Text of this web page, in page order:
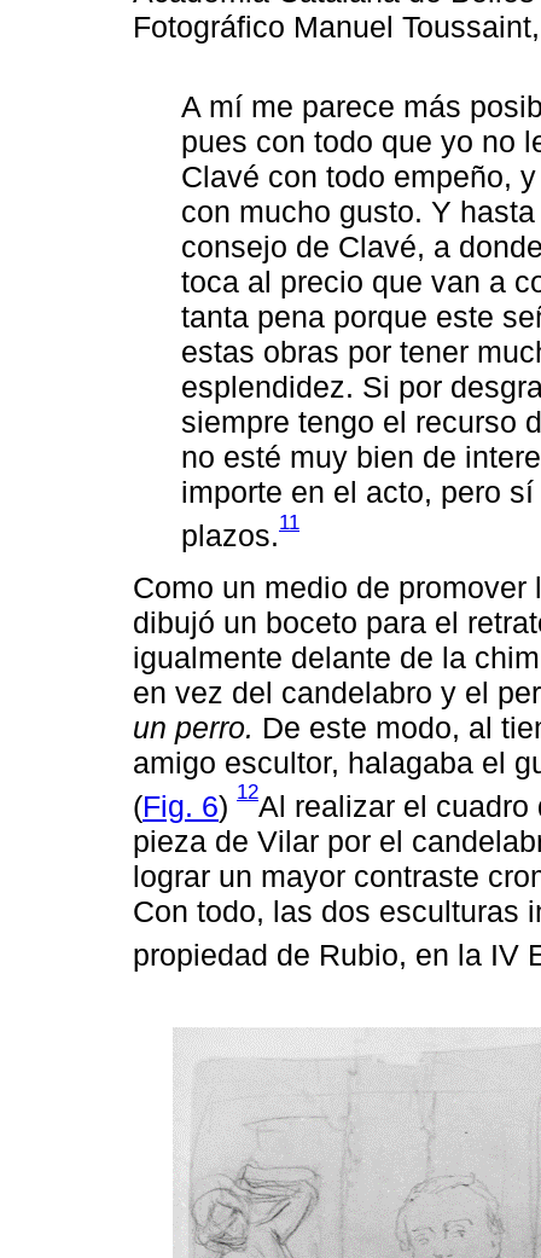
Fotográfico Manuel
A mí me parece más
pues con todo que yo no
Clavé con todo empeño,
con mucho gusto. Y
consejo de Clavé, a
toca al precio que van a
tanta pena porque este
estas obras por tener
esplendidez. Si por
siempre tengo el recurso
no esté muy bien de
importe en el acto, pero
plazos.11
Como un medio de
dibujó un boceto para el
igualmente delante de la
en vez del candelabro y el
un perro. De este modo, al
amigo escultor, halagaba el
(Fig. 6) 12Al realizar el
pieza de Vilar por el
lograr un mayor contraste
Con todo, las dos esculturas
propiedad de Rubio, en la IV